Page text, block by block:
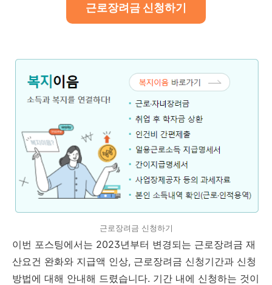
근로장려금 신청하기
근로장려금 신청하기
이번 포스팅에서는 2023년부터 변경되는 근로장려금 재
산요건 완화와 지급액 인상, 근로장려금 신청기간과 신청
방법에 대해 안내해 드렸습니다. 기간 내에 신청하는 것이